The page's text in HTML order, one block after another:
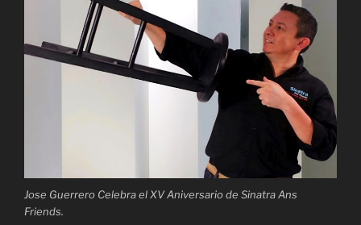
Jose Guerrero Celebra el XV Aniversario de Sinatra Ans
Friends.